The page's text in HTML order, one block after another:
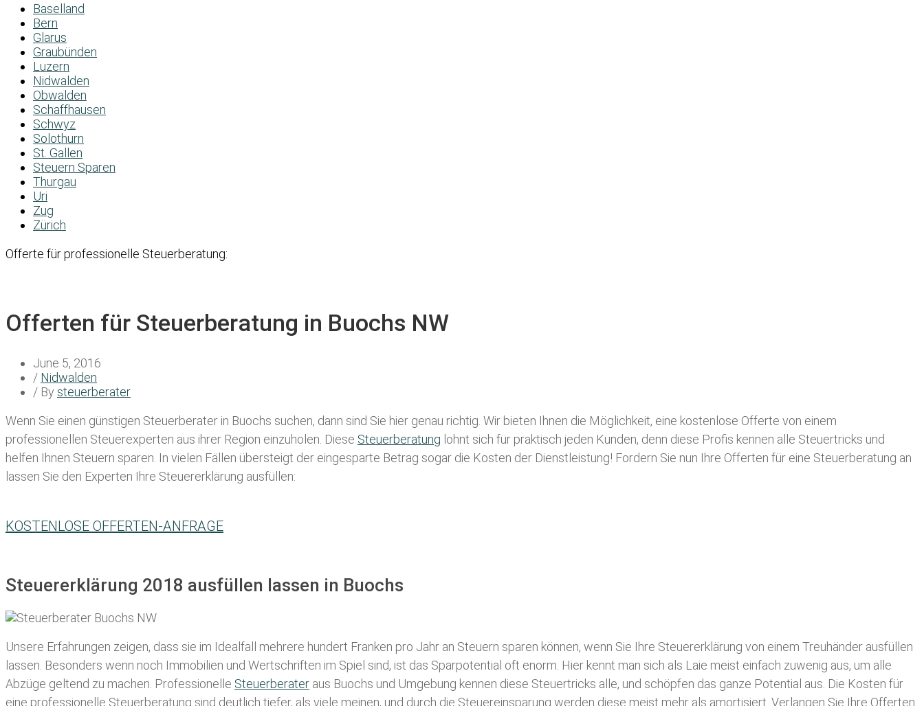
Baselland
Bern
Glarus
Graubünden
Luzern
Nidwalden
Obwalden
Schaffhausen
Schwyz
Solothurn
St. Gallen
Steuern Sparen
Thurgau
Uri
Zug
Zürich
Offerte für professionelle Steuerberatung:
Offerten für Steuerberatung in Buochs NW
June 5, 2016
/ Nidwalden
/ By steuerberater
Wenn Sie einen günstigen Steuerberater in Buochs suchen, dann sind Sie hier genau richtig. Wir bieten Ihnen die Möglichkeit, eine kostenlose Offerte von einem
professionellen Steuerexperten aus ihrer Region einzuholen. Diese Steuerberatung lohnt sich für praktisch jeden Kunden, denn diese Profis kennen alle Steuertricks und
helfen Ihnen Steuern sparen. In vielen Fällen übersteigt der eingesparte Betrag sogar die Kosten der Dienstleistung! Fordern Sie nun Ihre Offerten für eine Steuerberatung an
lassen Sie den Experten Ihre Steuererklärung ausfüllen:
KOSTENLOSE OFFERTEN-ANFRAGE
Steuererklärung 2018 ausfüllen lassen in Buochs
Unsere Erfahrungen zeigen, dass sie im Idealfall mehrere hundert Franken pro Jahr an Steuern sparen können, wenn Sie Ihre Steuererklärung von einem Treuhänder ausfüllen
lassen . Besonders wenn noch Immobilien und Wertschriften im Spiel sind, ist das Sparpotential oft enorm. Hier kennt man sich als Laie meist einfach zuwenig aus, um alle
Abzüge geltend zu machen. Professionelle Steuerberater aus Buochs und Umgebung kennen diese Steuertricks alle, und schöpfen das ganze Potential aus. Die Kosten für
eine professionelle Steuerberatung sind deutlich tiefer, als viele meinen, und durch die Steuereinsparung werden diese meist mehr als amortisiert. Verlangen Sie Ihre Offerten